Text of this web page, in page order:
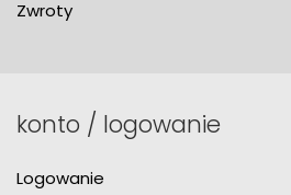
Zwroty
konto / logowanie
Logowanie